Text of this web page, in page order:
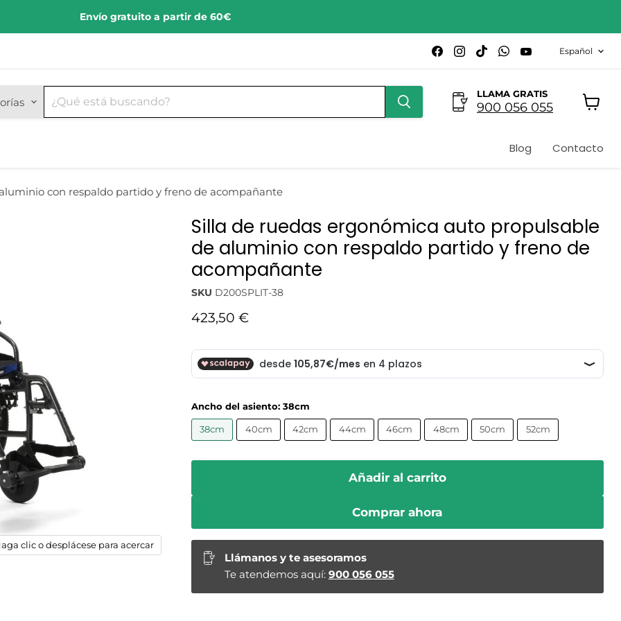
Envío gratuito a partir de 60€
Encuéntrenos
en
Facebook
Encuéntrenos
en
Instagram
Encuéntrenos
en
TikTok
Encuéntrenos
en
WhatsApp
Encuéntrenos
YouTube
Idioma
Español
LLAMA GRATIS
900 056 055
Blog Contacto
con respaldo partido y freno de acompañante
clic o desplácese para acercar
Silla de ruedas ergonómica auto propulsable
de aluminio con respaldo partido y freno de
acompañante
SKU D200SPLIT-38
Precio actual
423,50 €
Ancho del asiento: 38cm
38cm 40cm 42cm 44cm 46cm 48cm 50cm 52cm
Añadir al carrito
Comprar ahora
Llámanos y te asesoramos
Te atendemos aquí: 900 056 055